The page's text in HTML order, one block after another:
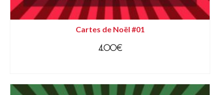
Cartes de Noël #01
4.00€